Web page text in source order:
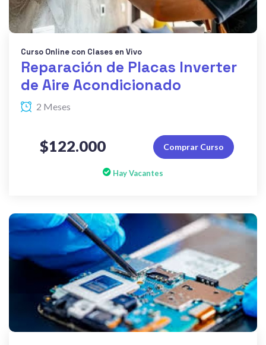
Curso Online con Clases en Vivo
Reparación de Placas Inverter
de Aire Acondicionado
2 Meses
$122.000 Comprar Curso
Hay Vacantes